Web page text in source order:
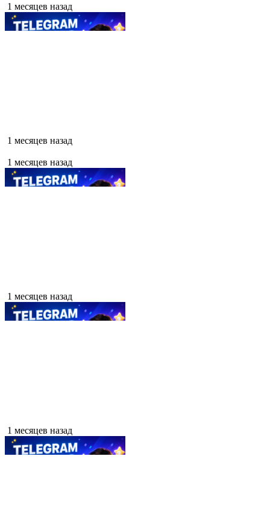
1 месяцев назад
1 месяцев назад
1 месяцев назад
1 месяцев назад
1 месяцев назад